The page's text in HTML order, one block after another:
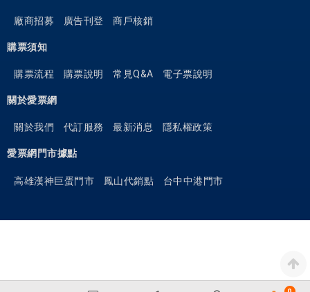
廠商招募 廣告刊登 商戶核銷
購票須知
購票流程 購票說明 常見Q&A 電子票說明
關於愛票網
關於我們 代訂服務 最新消息 隱私權政策
愛票網門市據點
高雄漢神巨蛋門市 鳳山代銷點 台中中港門市